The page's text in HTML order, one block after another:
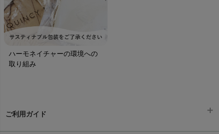
ハーモネイチャーの環境への
取り組み
ご利用ガイド